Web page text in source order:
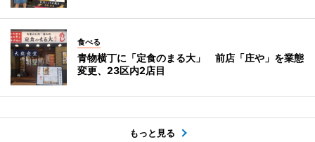
食べる
青物横丁に「定食のまる大」 前店「庄や」を業態
変更、23区内2店目
もっと見る